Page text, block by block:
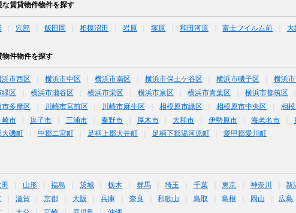
賃貸物件物件を探す
穴部 飯田岡 相模沼田 岩原 塚原 和田河原 富士フイルム前 大
物件物件を探す
浜市西区 横浜市中区 横浜市南区 横浜市保土ケ谷区 横浜市磯子区 横浜
緑区 横浜市瀬谷区 横浜市栄区 横浜市泉区 横浜市青葉区 横浜市都筑区
市多摩区 川崎市宮前区 川崎市麻生区 相模原市緑区 相模原市中央区 相
崎市 逗子市 三浦市 秦野市 厚木市 大和市 伊勢原市 海老名市
磯町 中郡二宮町 足柄上郡大井町 足柄下郡湯河原町 愛甲郡愛川町
山形 福島 茨城 栃木 群馬 埼玉 千葉 東京 神奈川 新
滋賀 京都 大阪 兵庫 奈良 和歌山 鳥取 島根 岡山 広島